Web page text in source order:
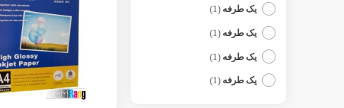
یک طرفه(1)
یک طرفه(1)
یک طرفه(1)
یک طرفه(1)